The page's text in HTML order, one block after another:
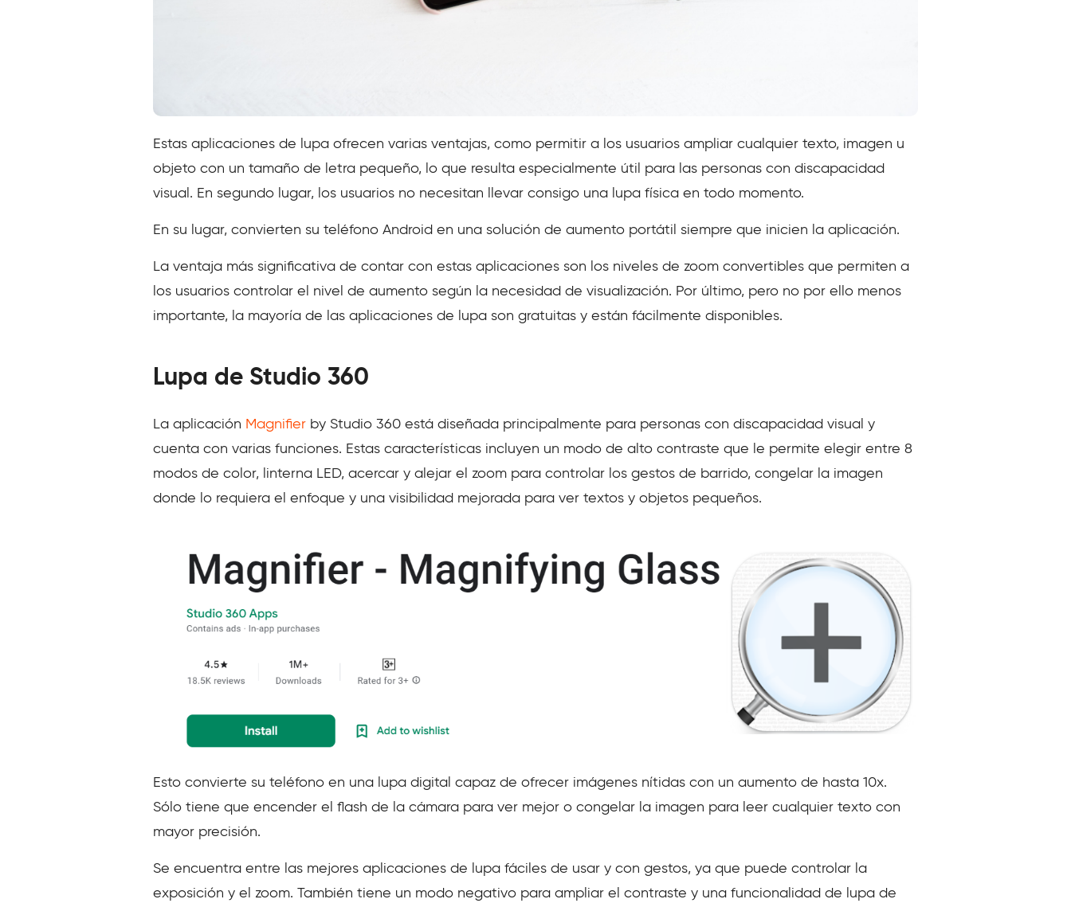
Estas aplicaciones de lupa ofrecen varias ventajas, como permitir a los usuarios ampliar cualquier texto, imagen u
objeto con un tamaño de letra pequeño, lo que resulta especialmente útil para las personas con discapacidad
visual. En segundo lugar, los usuarios no necesitan llevar consigo una lupa física en todo momento.
En su lugar, convierten su teléfono Android en una solución de aumento portátil siempre que inicien la aplicación.
La ventaja más significativa de contar con estas aplicaciones son los niveles de zoom convertibles que permiten a
los usuarios controlar el nivel de aumento según la necesidad de visualización. Por último, pero no por ello menos
importante, la mayoría de las aplicaciones de lupa son gratuitas y están fácilmente disponibles.
Lupa de Studio 360
La aplicación Magnifier by Studio 360 está diseñada principalmente para personas con discapacidad visual y
cuenta con varias funciones. Estas características incluyen un modo de alto contraste que le permite elegir entre 8
modos de color, linterna LED, acercar y alejar el zoom para controlar los gestos de barrido, congelar la imagen
donde lo requiera el enfoque y una visibilidad mejorada para ver textos y objetos pequeños.
Esto convierte su teléfono en una lupa digital capaz de ofrecer imágenes nítidas con un aumento de hasta 10x.
Sólo tiene que encender el flash de la cámara para ver mejor o congelar la imagen para leer cualquier texto con
mayor precisión.
Se encuentra entre las mejores aplicaciones de lupa fáciles de usar y con gestos, ya que puede controlar la
exposición y el zoom. También tiene un modo negativo para ampliar el contraste y una funcionalidad de lupa de